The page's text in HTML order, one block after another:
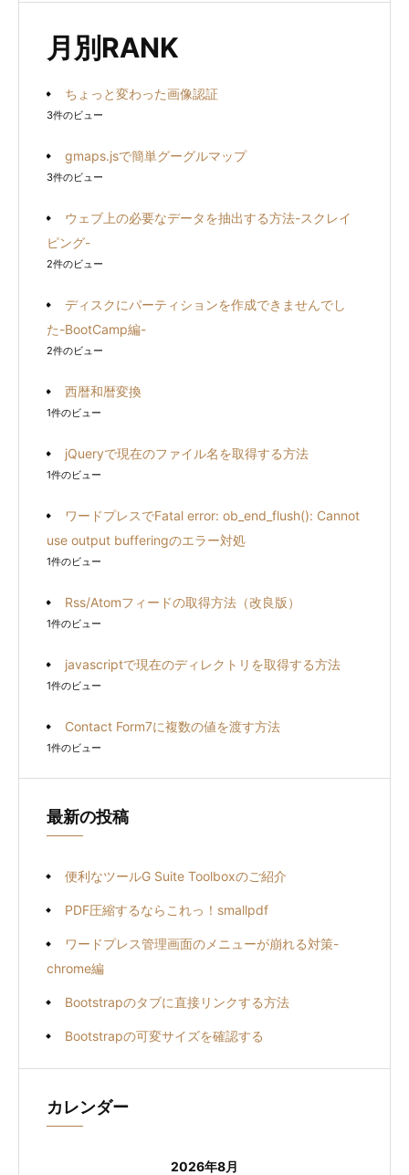
月別RANK
ちょっと変わった画像認証
3件のビュー
gmaps.jsで簡単グーグルマップ
3件のビュー
ウェブ上の必要なデータを抽出する方法-スクレイ
ピング-
2件のビュー
ディスクにパーティションを作成できませんでし
た-BootCamp編-
2件のビュー
西暦和暦変換
1件のビュー
jQueryで現在のファイル名を取得する方法
1件のビュー
ワードプレスでFatal error: ob_end_flush(): Cannot
use output bufferingのエラー対処
1件のビュー
Rss/Atomフィードの取得方法（改良版）
1件のビュー
javascriptで現在のディレクトリを取得する方法
1件のビュー
Contact Form7に複数の値を渡す方法
1件のビュー
最新の投稿
便利なツールG Suite Toolboxのご紹介
PDF圧縮するならこれっ！smallpdf
ワードプレス管理画面のメニューが崩れる対策-
chrome編
Bootstrapのタブに直接リンクする方法
Bootstrapの可変サイズを確認する
カレンダー
2026年8月